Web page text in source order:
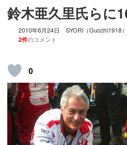
鈴木亜久里氏らに
2010年6月24日 SYORI（Gucchi1918）
2件のコメント
0